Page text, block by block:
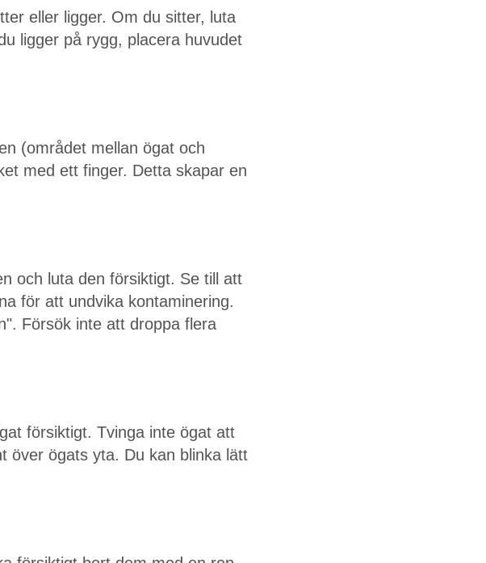
eller ligger. Om du sitter, luta
ligger på rygg, placera huvudet
(området mellan ögat och
med ett finger. Detta skapar en
och luta den försiktigt. Se till att
för att undvika kontaminering.
Försök inte att droppa flera
försiktigt. Tvinga inte ögat att
över ögats yta. Du kan blinka lätt